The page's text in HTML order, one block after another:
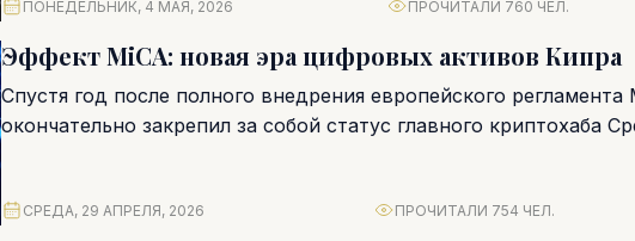
ПОНЕДЕЛЬНИК, 4 МАЯ, 2026 ПРОЧИТАЛИ 760 ЧЕЛ.
Эффект MiCA: новая эра цифровых активов Кипра
Спустя год после полного внедрения европейского регламента
окончательно закрепил за собой статус главного криптохаба
СРЕДА, 29 АПРЕЛЯ, 2026 ПРОЧИТАЛИ 754 ЧЕЛ.